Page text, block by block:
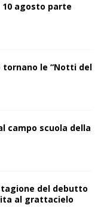
10 agosto parte
tornano le “Notti del
campo scuola della
del debutto
al grattacielo